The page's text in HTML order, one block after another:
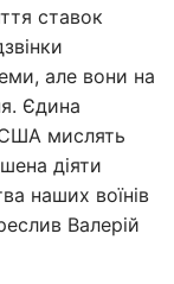
ставок
але вони на
Єдина
мислять
діяти
наших воїнів
Валерій